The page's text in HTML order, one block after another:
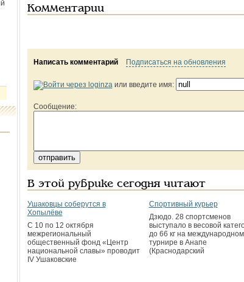
Комментарии
Написать комментарий Подписаться на обновления
или введите имя:
Сообщение:
В этой рубрике сегодня читают
Ушаковцы соберутся в
Хопылёве
C 10 по 12 октября
межрегиональный
общественный фонд «Центр
национальной славы» проводит
IV Ушаковские
Спортивный курьер
Дзюдо. 28 спортсменов
выступало в весовой
до 66 кг на международном
турнире в Анапе
(Краснодарский